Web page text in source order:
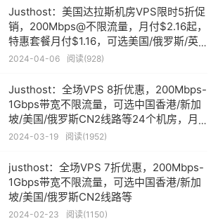
Justhost：美国达拉斯机房VPS限时5折促
销，200Mbps@不限流量，月付$2.16起，
特惠套餐月付$1.16，可选美国/俄罗斯/英
国/德国/中国香港等24个机房
2024-04-06 阅读(928)
Justhost：全场VPS 8折优惠，200Mbps-
1Gbps带宽不限流量，可选中国香港/新加
坡/美国/俄罗斯CN2线路等24个机房，月
付8元起
2024-03-19 阅读(1952)
justhost：全场VPS 7折优惠，200Mbps-
1Gbps带宽不限流量，可选中国香港/新加
坡/美国/俄罗斯CN2线路等
2024-02-23 阅读(1150)